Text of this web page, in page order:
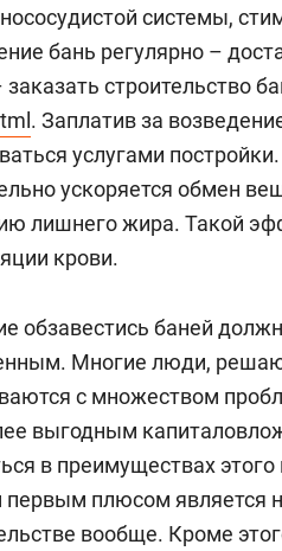
системы,
бань регулярно –
заказать строительство
. Заплатив за
услугами
ускоряется обмен
лишнего жира. Такой
крови.
обзавестись баней
Многие люди,
с множеством
выгодным
в преимуществах
плюсом является
вообще. Кроме
ТРЦ «Франт»
любителей
когда
свою